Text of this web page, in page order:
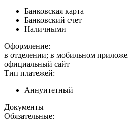
Банковская карта
Банковский счет
Наличными
Оформление:
в отделении; в мобильном
официальный сайт
Тип платежей:
Аннуитетный
Документы
Обязательные: